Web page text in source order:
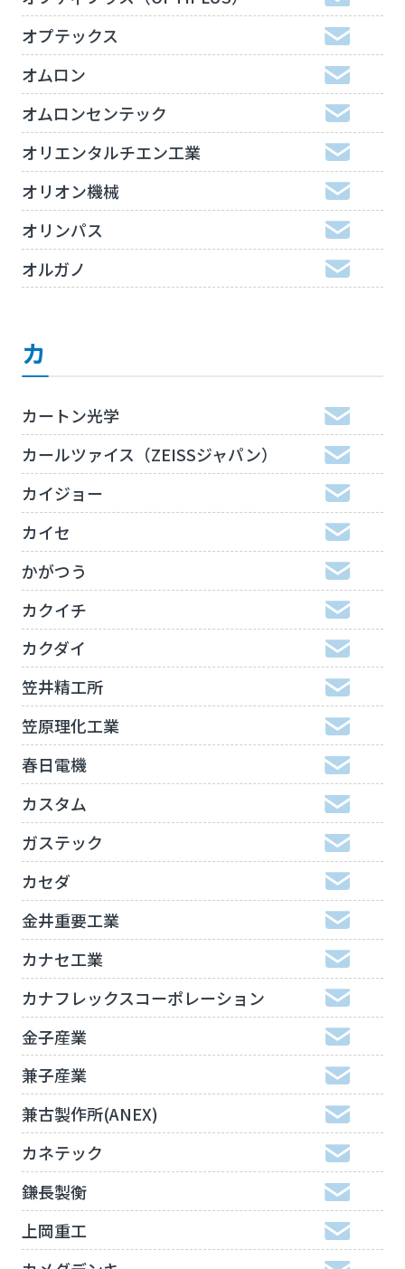
オプテックス
オムロン
オムロンセンテック
オリエンタルチエン工業
オリオン機械
オリンパス
オルガノ
カ
カートン光学
カールツァイス（ZEISSジャパン）
カイジョー
カイセ
かがつう
カクイチ
カクダイ
笠井精工所
笠原理化工業
春日電機
カスタム
ガステック
カセダ
金井重要工業
カナセ工業
カナフレックスコーポレーション
金子産業
兼子産業
兼古製作所(ANEX)
カネテック
鎌長製衡
上岡重工